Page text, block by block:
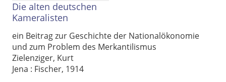
Die alten deutschen
Kameralisten
ein Beitrag zur Geschichte der Nationalökonomie
und zum Problem des Merkantilismus
Zielenziger, Kurt
Jena : Fischer, 1914